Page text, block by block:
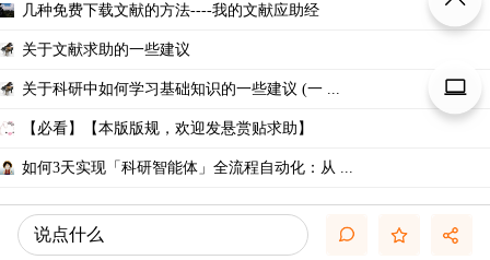
几种免费下载文献的方法----我的文献应助经
关于文献求助的一些建议
关于科研中如何学习基础知识的一些建议 (一 ...
【必看】【本版版规，欢迎发悬赏贴求助】
如何3天实现「科研智能体」全流程自动化：从 ...
说点什么